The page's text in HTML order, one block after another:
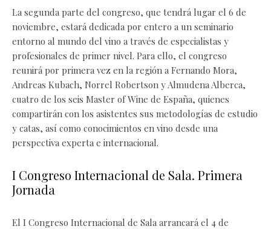
La segunda parte del congreso, que tendrá lugar el 6 de
noviembre, estará dedicada por entero a un seminario
entorno al mundo del vino a través de especialistas y
profesionales de primer nivel. Para ello, el congreso
reunirá por primera vez en la región a Fernando Mora,
Andreas Kubach, Norrel Robertson y Almudena Alberca,
cuatro de los seis Master of Wine de España, quienes
compartirán con los asistentes sus metodologías de estudio
y catas, así como conocimientos en vino desde una
perspectiva experta e internacional.
I Congreso Internacional de Sala. Primera
Jornada
El I Congreso Internacional de Sala arrancará el 4 de